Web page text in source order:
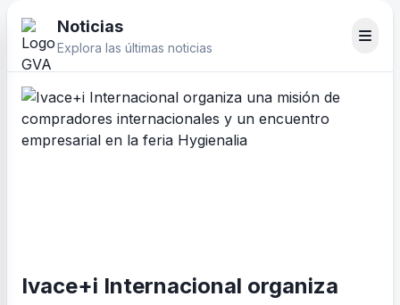
Noticias
Explora las últimas noticias
Ivace+i Internacional organiza